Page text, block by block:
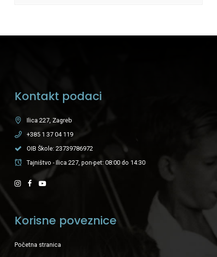
Kontakt podaci
Ilica 227, Zagreb
+385 1 37 04 119
OIB Škole: 23739786972
Tajništvo - Ilica 227, pon-pet: 08:00 do 14:30
Korisne poveznice
Početna stranica